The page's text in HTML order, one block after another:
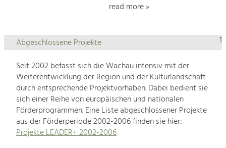
read more »
1
Abgeschlossene Projekte
Seit 2002 befasst sich die Wachau intensiv mit der
Weiterentwicklung der Region und der Kulturlandschaft
durch entsprechende Projektvorhaben. Dabei bedient sie
sich einer Reihe von europäischen und nationalen
Förderprogrammen. Eine Liste abgeschlossener Projekte
aus der Förderperiode 2002-2006 finden sie hier:
Projekte LEADER+ 2002-2006